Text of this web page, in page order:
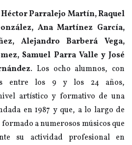
Héctor Parralejo Martín, Raquel
Ana Martínez García,
Alejandro Barberá Vega,
Samuel Parra Valle y José
. Los ocho alumnos, con
entre los 9 y los 24 años,
artístico y formativo de una
en 1987 y que, a lo largo de
a numerosos músicos que
su actividad profesional en